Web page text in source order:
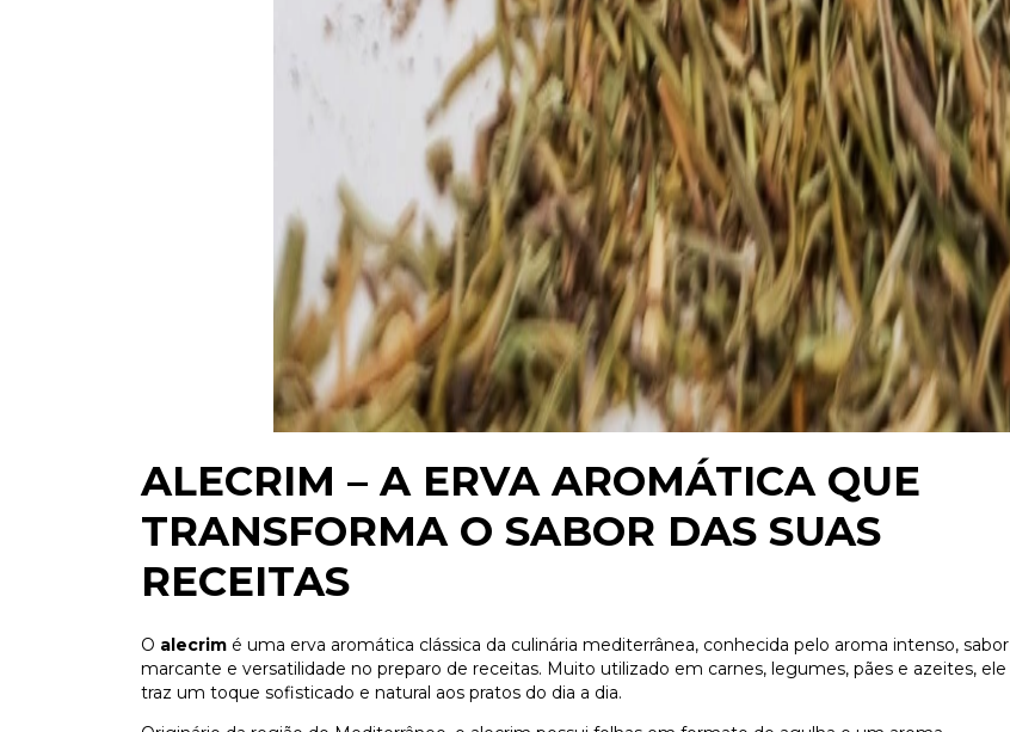
ALECRIM – A ERVA AROMÁTICA QUE
TRANSFORMA O SABOR DAS SUAS
RECEITAS
O alecrim é uma erva aromática clássica da culinária mediterrânea, conhecida pelo aroma intenso, sabor
marcante e versatilidade no preparo de receitas. Muito utilizado em carnes, legumes, pães e azeites, ele
traz um toque sofisticado e natural aos pratos do dia a dia.